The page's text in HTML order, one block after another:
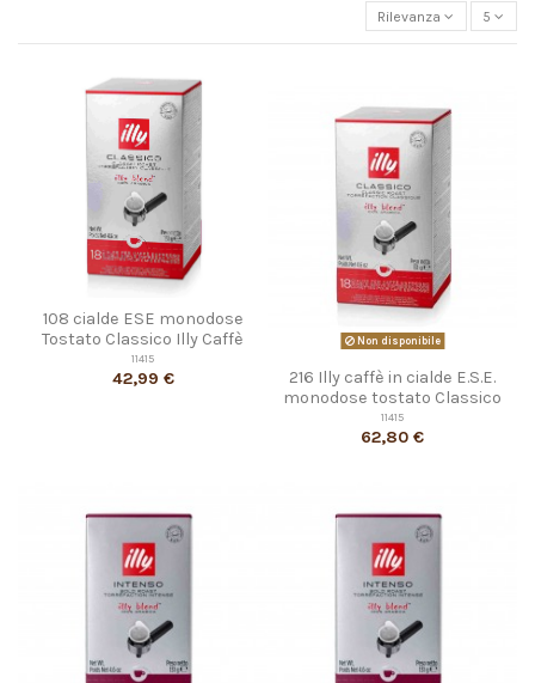
Rilevanza 5
108 cialde ESE monodose
Tostato Classico Illy Caffè
11415
42,99 €
Non disponibile
216 Illy caffè in cialde E.S.E.
monodose tostato Classico
11415
62,80 €